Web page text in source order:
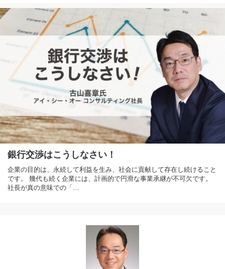
銀行交渉はこうしなさい！
企業の目的は、永続して利益を生み、社会に貢献して存在し続けること
です。 幾代も続く企業には、計画的で円滑な事業承継が不可欠です。
社長が真の意味での「…